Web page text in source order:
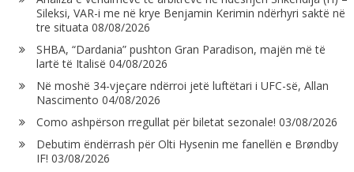
Sileksi, VAR-i me në krye Benjamin Kerimin ndërhyri saktë në
tre situata 08/08/2026
SHBA, “Dardania” pushton Gran Paradison, majën më të
lartë të Italisë 04/08/2026
Në moshë 34-vjeçare ndërroi jetë luftëtari i UFC-së, Allan
Nascimento 04/08/2026
Como ashpërson rregullat për biletat sezonale! 03/08/2026
Debutim ëndërrash për Olti Hysenin me fanellën e Brøndby
IF! 03/08/2026